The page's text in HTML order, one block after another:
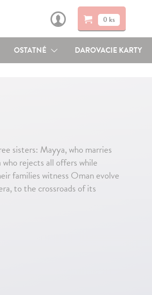
0 ks
OSTATNÉ DAROVACIE KARTY
sisters: Mayya, who marries
rejects all offers while
families witness Oman evolve
to the crossroads of its